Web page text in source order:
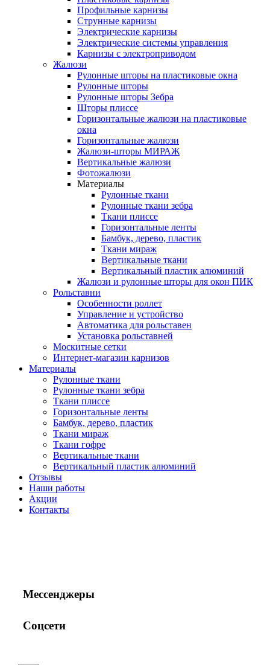
Профильные карнизы
Струнные карнизы
Электрические карнизы
Электрические системы управления
Карнизы с электроприводом
Жалюзи
Рулонные шторы на пластиковые окна
Рулонные шторы
Рулонные шторы Зебра
Шторы плиссе
Горизонтальные жалюзи на пластиковые
окна
Горизонтальные жалюзи
Жалюзи-шторы МИРАЖ
Вертикальные жалюзи
Фотожалюзи
Материалы
Рулонные ткани
Рулонные ткани зебра
Ткани плиссе
Горизонтальные ленты
Бамбук, дерево, пластик
Ткани мираж
Вертикальные ткани
Вертикальный пластик алюминий
Жалюзи и рулонные шторы для окон ПИК
Рольставни
Особенности роллет
Управление и устройство
Автоматика для рольставен
Установка рольставней
Москитные сетки
Интернет-магазин карнизов
Материалы
Рулонные ткани
Рулонные ткани зебра
Ткани плиссе
Горизонтальные ленты
Бамбук, дерево, пластик
Ткани мираж
Ткани гофре
Вертикальные ткани
Вертикальный пластик алюминий
Отзывы
Наши работы
Акции
Контакты
Мессенджеры
Соцсети